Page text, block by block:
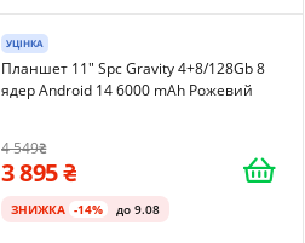
УЦІНКА
Планшет 11" Spc Gravity 4+8/128Gb 8
ядер Android 14 6000 mAh Рожевий
4 549
3 895
ЗНИЖКА -14% до 9.08